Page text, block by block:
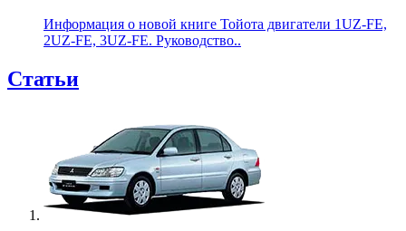
Информация о новой книге Тойота двигатели 1UZ-FE,
2UZ-FE, 3UZ-FE. Руководство..
Статьи